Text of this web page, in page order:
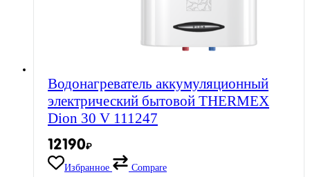
Водонагреватель аккумуляционный
электрический бытовой THERMEX
Dion 30 V 111247
12190₽
Избранное Compare